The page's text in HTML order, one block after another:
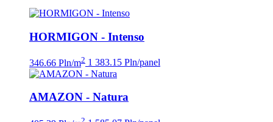
HORMIGON - Intenso
346.66 Pln/m2 1 383.15 Pln/panel
AMAZON - Natura
2